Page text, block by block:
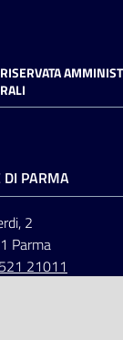
DI PARMA
2
Parma
21011